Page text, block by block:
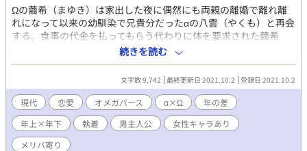
Ωの繭希（まゆき）は家出した夜に偶然にも両親の離婚で離れ離
れになって以来の幼馴染で兄貴分だったαの八雲（やくも）と再会
する。食事の代金を払ってもらう代わりに体を要求された繭希
は、そのまま八雲の家で肉体関係を持つ。しかし初めての発情期
が訪れ、ふたりはそのままつがいに。八雲に引き留められ、ずる
ずると滞在を続け彼に抱かれる日々を送る繭希だったが、あると
き「運命のつがい」である蝶子（ちょうこ）と出会ってしまう。
※性的表現あり。オメガバース。受けの頭が弱い＆女性キャラ
（蝶子）が攻めの手引きでひどい目に遭わされる（直接描写な
し）＆メリバっぽいので注意。他、攻めの語尾にハートマークが
現れることがあります。
続きを読む
文字数 9,742 最終更新日 2021.10.2 登録日 2021.10.2
現代 恋愛 オメガバース α×Ω
年の差
年上×年下
執着 男主人公
女性キャラあり
メリバ寄り